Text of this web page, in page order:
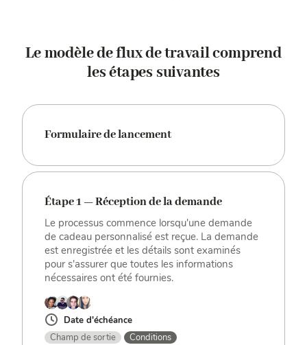
Le modèle de flux de travail comprend
les étapes suivantes
Formulaire de lancement
Étape 1 — Réception de la demande
Le processus commence lorsqu'une demande
de cadeau personnalisé est reçue. La demande
est enregistrée et les détails sont examinés
pour s'assurer que toutes les informations
nécessaires ont été fournies.
Date d'échéance
Champ de sortie
Conditions